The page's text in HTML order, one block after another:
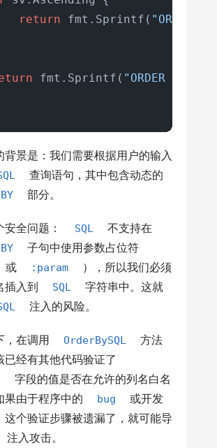
return fmt.Sprintf( "ORDER
fmt.Sprintf( "ORDER BY %s
背景是：我们需要根据用户的输入
查询语句，其中包含动态的
部分。
全问题： SQL 不支持在
子句中使用参数占位符
或 :param
），所以我们必须
插入到
SQL
字符串中。这就
注入的风险。
，在调用 OrderBySQL
方法
已经有其他代码验证了
字段的值是否在允许的列名白名
果由于程序中的
bug
或开发
这个验证步骤被遗漏了，就可能导
注入攻击。